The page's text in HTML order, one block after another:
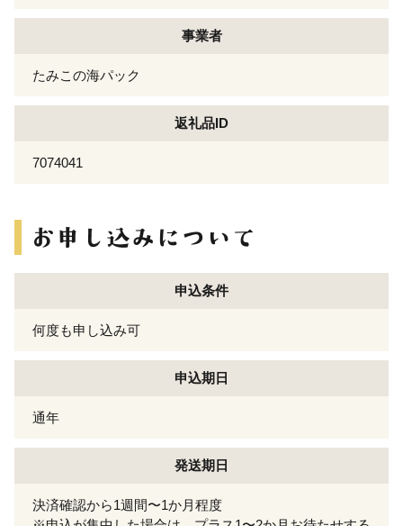
事業者
たみこの海パック
返礼品ID
7074041
申込条件
何度も申し込み可
申込期日
通年
発送期日
決済確認から1週間〜1か月程度